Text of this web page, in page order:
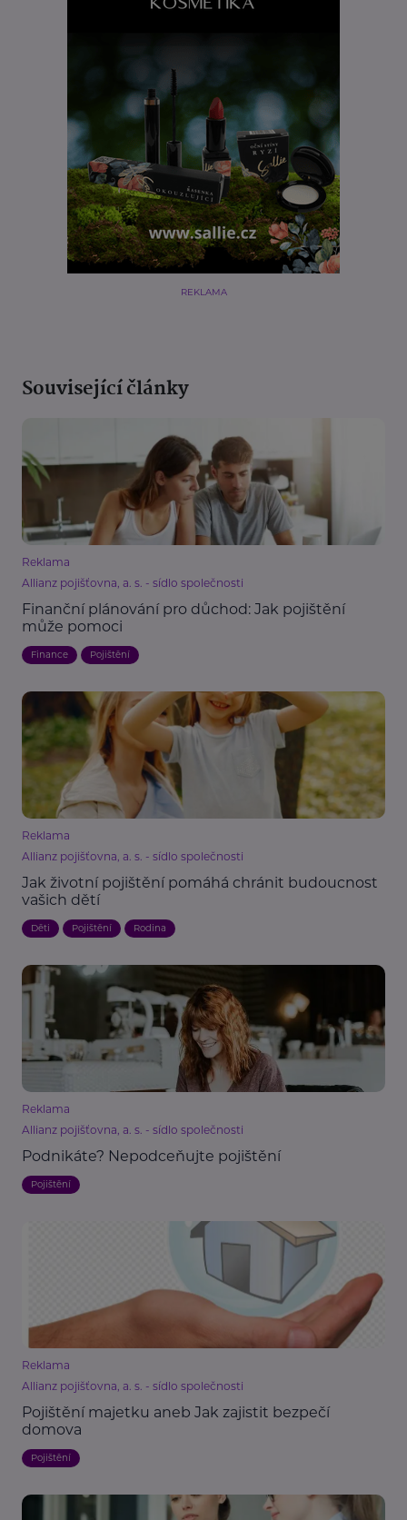
REKLAMA
Související články
Reklama
Allianz pojišťovna, a. s. - sídlo společnosti
Finanční plánování pro důchod: Jak pojištění
může pomoci
Finance Pojištění
Reklama
Allianz pojišťovna, a. s. - sídlo společnosti
Jak životní pojištění pomáhá chránit budoucnost
vašich dětí
Děti Pojištění Rodina
Reklama
Allianz pojišťovna, a. s. - sídlo společnosti
Podnikáte? Nepodceňujte pojištění
Pojištění
Reklama
Allianz pojišťovna, a. s. - sídlo společnosti
Pojištění majetku aneb Jak zajistit bezpečí
domova
Pojištění